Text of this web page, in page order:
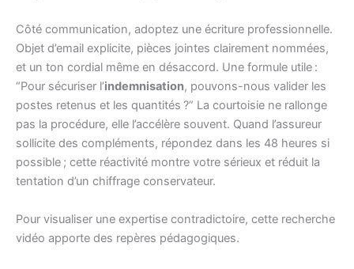
Côté communication, adoptez une écriture professionnelle.
Objet d’email explicite, pièces jointes clairement nommées,
et un ton cordial même en désaccord. Une formule utile :
“Pour sécuriser l’indemnisation, pouvons-nous valider les
postes retenus et les quantités ?” La courtoisie ne rallonge
pas la procédure, elle l’accélère souvent. Quand l’assureur
sollicite des compléments, répondez dans les 48 heures si
possible ; cette réactivité montre votre sérieux et réduit la
tentation d’un chiffrage conservateur.
Pour visualiser une expertise contradictoire, cette recherche
vidéo apporte des repères pédagogiques.